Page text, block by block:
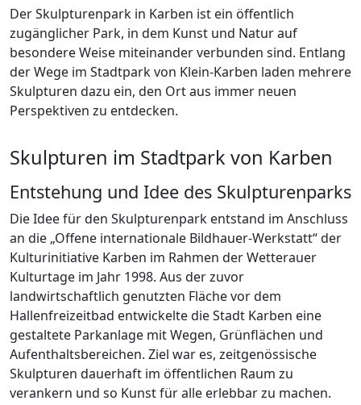
Der Skulpturenpark in Karben ist ein öffentlich
zugänglicher Park, in dem Kunst und Natur auf
besondere Weise miteinander verbunden sind. Entlang
der Wege im Stadtpark von Klein-Karben laden mehrere
Skulpturen dazu ein, den Ort aus immer neuen
Perspektiven zu entdecken.
Skulpturen im Stadtpark von Karben
Entstehung und Idee des Skulpturenparks
Die Idee für den Skulpturenpark entstand im Anschluss
an die „Offene internationale Bildhauer-Werkstatt“ der
Kulturinitiative Karben im Rahmen der Wetterauer
Kulturtage im Jahr 1998. Aus der zuvor
landwirtschaftlich genutzten Fläche vor dem
Hallenfreizeitbad entwickelte die Stadt Karben eine
gestaltete Parkanlage mit Wegen, Grünflächen und
Aufenthaltsbereichen. Ziel war es, zeitgenössische
Skulpturen dauerhaft im öffentlichen Raum zu
verankern und so Kunst für alle erlebbar zu machen.